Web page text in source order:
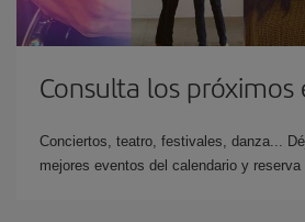
Consulta los próximos
Conciertos, teatro, festivales, danza...
mejores eventos del calendario y